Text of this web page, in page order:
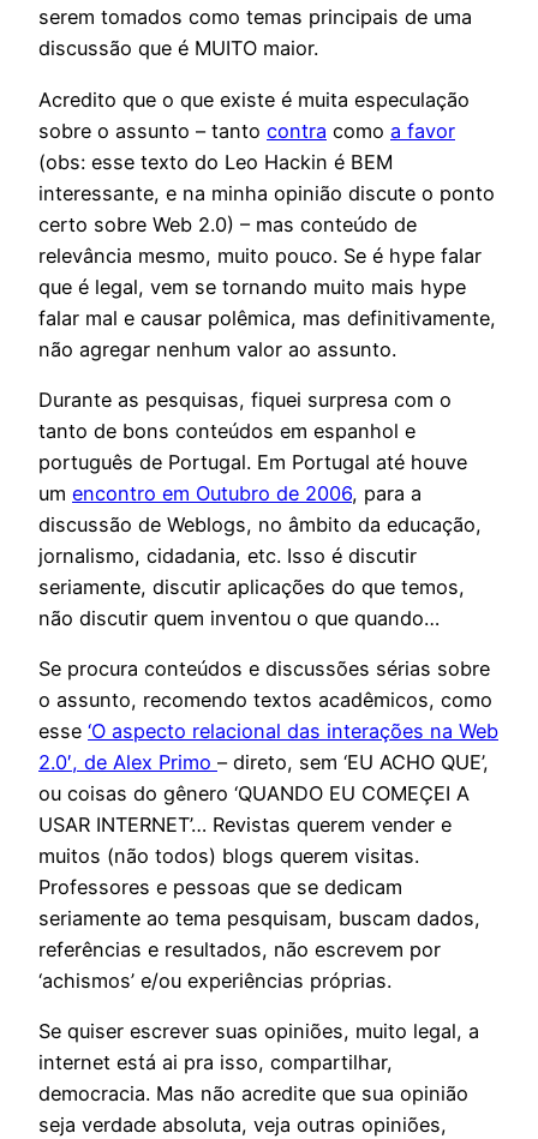
serem tomados como temas principais de uma
discussão que é MUITO maior.
Acredito que o que existe é muita especulação
sobre o assunto – tanto contra como a favor
(obs: esse texto do Leo Hackin é BEM
interessante, e na minha opinião discute o ponto
certo sobre Web 2.0) – mas conteúdo de
relevância mesmo, muito pouco. Se é hype falar
que é legal, vem se tornando muito mais hype
falar mal e causar polêmica, mas definitivamente,
não agregar nenhum valor ao assunto.
Durante as pesquisas, fiquei surpresa com o
tanto de bons conteúdos em espanhol e
português de Portugal. Em Portugal até houve
um encontro em Outubro de 2006, para a
discussão de Weblogs, no âmbito da educação,
jornalismo, cidadania, etc. Isso é discutir
seriamente, discutir aplicações do que temos,
não discutir quem inventou o que quando…
Se procura conteúdos e discussões sérias sobre
o assunto, recomendo textos acadêmicos, como
esse ‘O aspecto relacional das interações na Web
2.0′, de Alex Primo – direto, sem ‘EU ACHO QUE’,
ou coisas do gênero ‘QUANDO EU COMEÇEI A
USAR INTERNET’… Revistas querem vender e
muitos (não todos) blogs querem visitas.
Professores e pessoas que se dedicam
seriamente ao tema pesquisam, buscam dados,
referências e resultados, não escrevem por
‘achismos’ e/ou experiências próprias.
Se quiser escrever suas opiniões, muito legal, a
internet está ai pra isso, compartilhar,
democracia. Mas não acredite que sua opinião
seja verdade absoluta, veja outras opiniões,